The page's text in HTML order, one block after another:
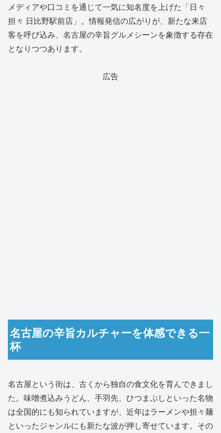
メディアや口コミを通じて一気に知名度を上げた「日々
担々 日比野駅前店」。情報発信の広がりが、新たな来店
客を呼び込み、名古屋の辛旨グルメシーンを象徴する存在
となりつつあります。
広告
名古屋の辛旨カルチャーを体感できる一
杯
名古屋という街は、古くから独自の食文化を育んできまし
た。味噌煮込みうどん、手羽先、ひつまぶしといった名物
は全国的にも知られていますが、近年はラーメンや担々麺
といったジャンルにも新たな波が押し寄せています。その